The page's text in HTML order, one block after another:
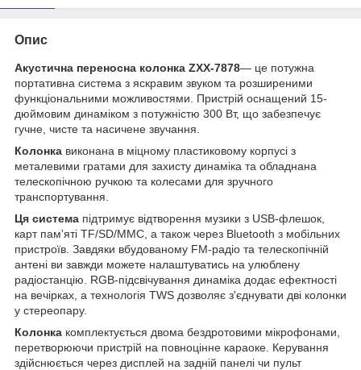
Опис
Акустична переносна колонка ZXX-7878— це потужна
портативна система з яскравим звуком та розширеними
функціональними можливостями. Пристрій оснащений 15-
дюймовим динаміком з потужністю 300 Вт, що забезпечує
гучне, чисте та насичене звучання.
Колонка виконана в міцному пластиковому корпусі з
металевими гратами для захисту динаміка та обладнана
телескопічною ручкою та колесами для зручного
транспортування.
Ця система підтримує відтворення музики з USB-флешок,
карт пам'яті TF/SD/MMC, а також через Bluetooth з мобільних
пристроїв. Завдяки вбудованому FM-радіо та телескопічній
антені ви завжди можете налаштуватись на улюблену
радіостанцію. RGB-підсвічування динаміка додає ефектності
на вечірках, а технологія TWS дозволяє з'єднувати дві колонки
у стереопару.
Колонка комплектується двома бездротовими мікрофонами,
перетворюючи пристрій на повноцінне караоке. Керування
здійснюється через дисплей на задній панелі чи пульт